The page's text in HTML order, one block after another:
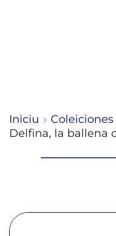
Iniciu Coleiciones
Delfina, la ballena